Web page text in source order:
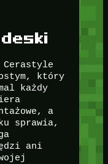
Cerastyle
który
każdy
a
sprawia,
ani